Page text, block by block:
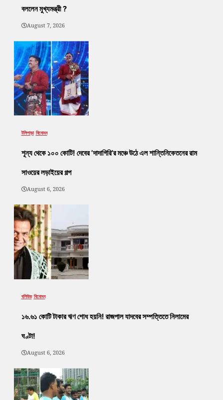
বললেন মুখ্যমন্ত্রী ?
August 7, 2026
টলিপাড়া বিনোদন
শূন্য থেকে ১০০ কোটি! দেবের ‘দাদাগিরি’র মঞ্চে উঠে এল শান্তিনিকেতনের রাম
সাওয়ের লড়াইয়ের গল্প
August 6, 2026
বলিউড বিনোদন
১৬.৬১ কোটি টাকার ঋণ শোধ হয়নি! রাজপাল যাদবের সম্পত্তিতে নিলামের
ঘণ্টা!
August 6, 2026